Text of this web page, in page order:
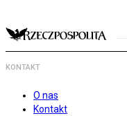
KONTAKT
O nas
Kontakt